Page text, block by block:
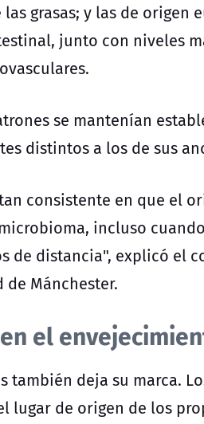
grasas; y las de origen
junto con niveles
se mantenían
distintos a los de sus
consistente en que el
incluso
de distancia", explicó el
Mánchester.
el
también deja su marca.
lugar de origen de los